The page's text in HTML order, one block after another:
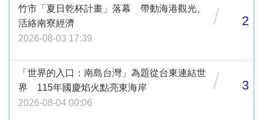
竹市「夏日乾杯計畫」落幕 帶動海港觀光、
活絡南寮經濟
2026-08-03 17:39
/ 2
「世界的入口：南島台灣」為題從台東連結世
界 115年國慶焰火點亮東海岸
2026-08-04 00:06
/ 3